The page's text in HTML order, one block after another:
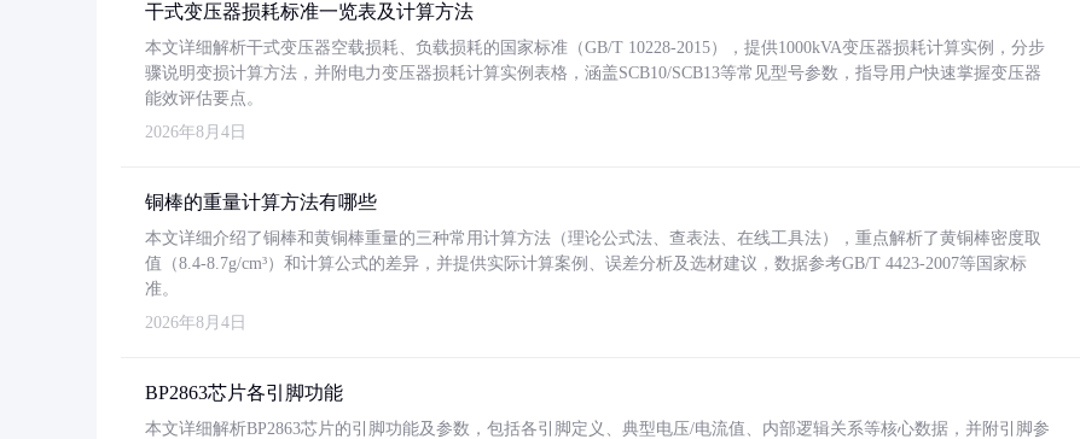
干式变压器损耗标准一览表及计算方法
本文详细解析干式变压器空载损耗、负载损耗的国家标准（GB/T 10228-2015），提供1000kVA变压器损耗计算实例，分步
骤说明变损计算方法，并附电力变压器损耗计算实例表格，涵盖SCB10/SCB13等常见型号参数，指导用户快速掌握变压器
能效评估要点。
2026年8月4日
铜棒的重量计算方法有哪些
本文详细介绍了铜棒和黄铜棒重量的三种常用计算方法（理论公式法、查表法、在线工具法），重点解析了黄铜棒密度取
值（8.4-8.7g/cm³）和计算公式的差异，并提供实际计算案例、误差分析及选材建议，数据参考GB/T 4423-2007等国家标
准。
2026年8月4日
BP2863芯片各引脚功能
本文详细解析BP2863芯片的引脚功能及参数，包括各引脚定义、典型电压/电流值、内部逻辑关系等核心数据，并附引脚参